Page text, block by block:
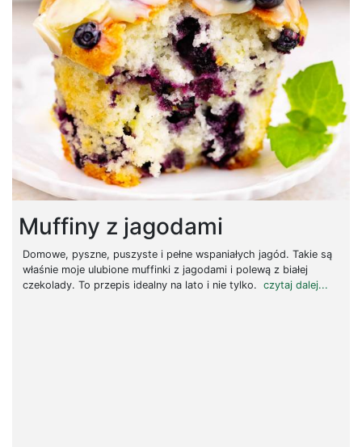
Muffiny z jagodami
Domowe, pyszne, puszyste i pełne wspaniałych jagód. Takie są
właśnie moje ulubione muffinki z jagodami i polewą z białej
czekolady. To przepis idealny na lato i nie tylko. czytaj dalej...